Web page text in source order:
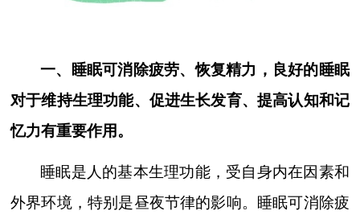
一、睡眠可消除疲劳、恢复精力，良好的睡眠
对于维持生理功能、促进生长发育、提高认知和记
忆力有重要作用。
睡眠是人的基本生理功能，受自身内在因素和
外界环境，特别是昼夜节律的影响。睡眠可消除疲